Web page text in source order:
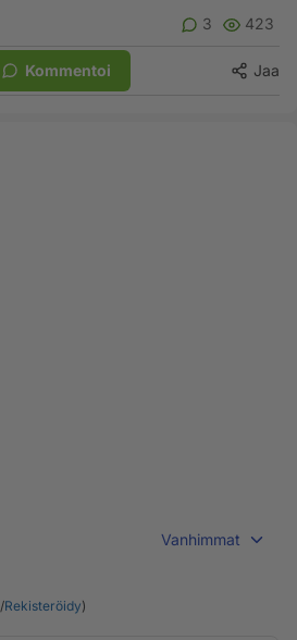
3 423
Kommentoi Jaa
Vanhimmat
/Rekisteröidy)